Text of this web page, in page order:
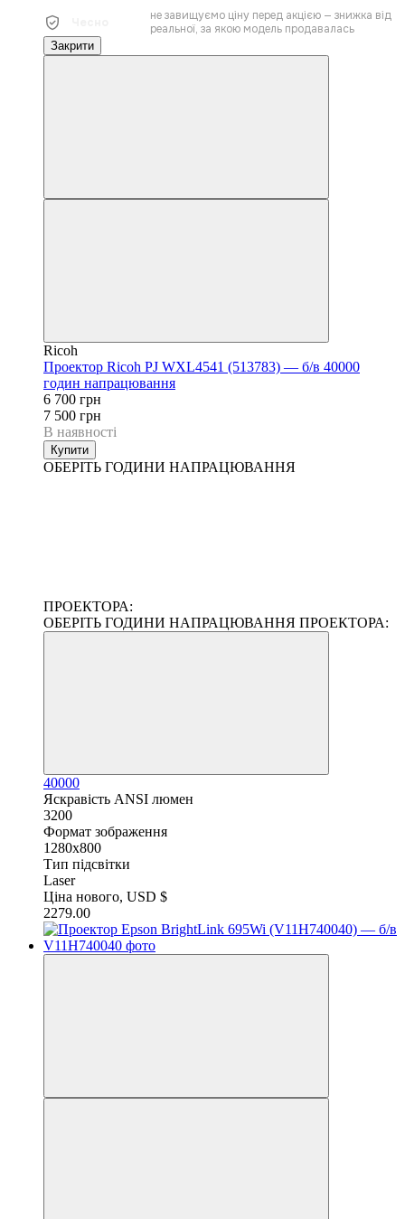
не завищуємо ціну перед акцією — знижка від
реальної, за якою модель продавалась
Закрити
Ricoh
Проектор Ricoh PJ WXL4541 (513783) — б/в 40000
годин напрацювання
6 700 грн
7 500 грн
В наявності
Купити
ОБЕРІТЬ ГОДИНИ НАПРАЦЮВАННЯ
ПРОЕКТОРА:
ОБЕРІТЬ ГОДИНИ НАПРАЦЮВАННЯ ПРОЕКТОРА:
40000
Яскравість ANSI люмен
3200
Формат зображення
1280x800
Тип підсвітки
Laser
Ціна нового, USD $
2279.00